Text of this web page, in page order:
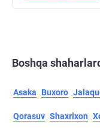
Boshqa
Asaka Buxoro
Qorasuv Shaxrixon